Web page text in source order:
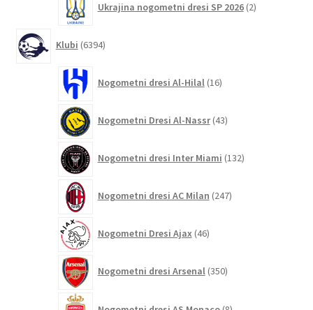
Ukrajina nogometni dresi SP 2026 2izdelka
Klubi 6394izdelkov
Nogometni dresi Al-Hilal 16izdelkov
Nogometni Dresi Al-Nassr 43izdelkov
Nogometni dresi Inter Miami 132izdelkov
Nogometni dresi AC Milan 247izdelkov
Nogometni Dresi Ajax 46izdelkov
Nogometni dresi Arsenal 350izdelkov